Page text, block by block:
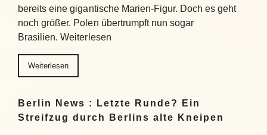
bereits eine gigantische Marien-Figur. Doch es geht
noch größer. Polen übertrumpft nun sogar
Brasilien. Weiterlesen
Weiterlesen
Berlin News : Letzte Runde? Ein
Streifzug durch Berlins alte Kneipen